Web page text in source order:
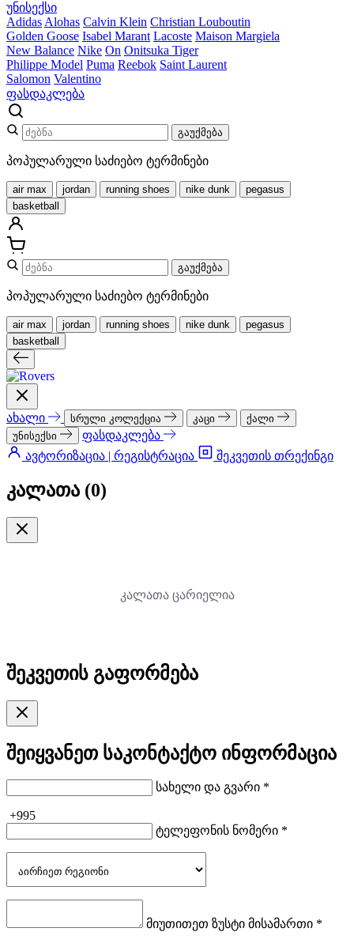
უნისექსი
Adidas Alohas Calvin Klein Christian Louboutin
Golden Goose Isabel Marant Lacoste Maison Margiela
New Balance Nike On Onitsuka Tiger
Philippe Model Puma Reebok Saint Laurent
Salomon Valentino
ფასდაკლება
გაუქმება
პოპულარული საძიებო ტერმინები
air max jordan running shoes nike dunk
pegasus
basketball
გაუქმება
პოპულარული საძიებო ტერმინები
air max jordan running shoes nike dunk
pegasus
basketball
ახალი სრული კოლექცია კაცი
ქალი
უნისექსი
ფასდაკლება
ავტორიზაცია | რეგისტრაცია
შეკვეთის თრექინგი
კალათა (0)
კალათა ცარიელია
შეკვეთის გაფორმება
შეიყვანეთ საკონტაქტო ინფორმაცია
სახელი და გვარი *
+995
ტელეფონის ნომერი *
მიუთითეთ ზუსტი მისამართი *